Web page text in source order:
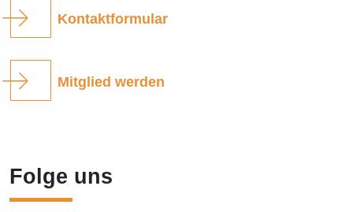
Kontaktformular
Mitglied werden
Folge uns